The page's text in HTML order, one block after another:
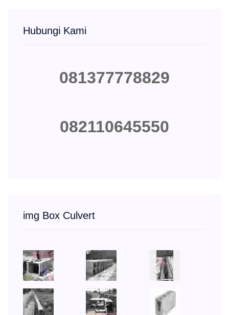
Hubungi Kami
081377778829
082110645550
img Box Culvert